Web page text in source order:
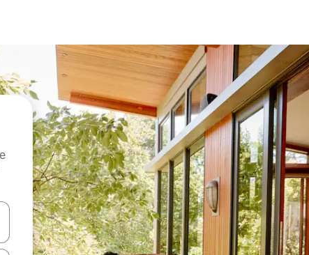
njih pomoću strelica nagore i nadole, kao i da ih istražujte dodirom